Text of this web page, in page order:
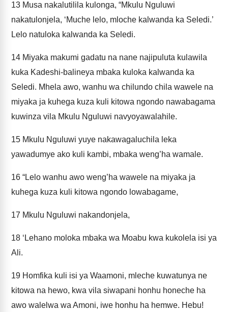
13 Musa nakalutilila kulonga, “Mkulu Nguluwi
nakatulonjela, ‘Muche lelo, mloche kalwanda ka Seledi.’
Lelo natuloka kalwanda ka Seledi.
14 Miyaka makumi gadatu na nane najipuluta kulawila
kuka Kadeshi-balineya mbaka kuloka kalwanda ka
Seledi. Mhela awo, wanhu wa chilundo chila wawele na
miyaka ja kuhega kuza kuli kitowa ngondo nawabagama
kuwinza vila Mkulu Nguluwi navyoyawalahile.
15 Mkulu Nguluwi yuye nakawagaluchila leka
yawadumye ako kuli kambi, mbaka weng’ha wamale.
16 “Lelo wanhu awo weng’ha wawele na miyaka ja
kuhega kuza kuli kitowa ngondo lowabagame,
17 Mkulu Nguluwi nakandonjela,
18 ‘Lehano moloka mbaka wa Moabu kwa kukolela isi ya
Ali.
19 Homfika kuli isi ya Waamoni, mleche kuwatunya ne
kitowa na hewo, kwa vila siwapani honhu honeche ha
awo walelwa wa Amoni, iwe honhu ha hemwe. Hebu!